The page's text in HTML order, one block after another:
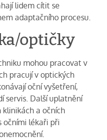
lidem cítit se
adaptačního procesu.
optičky
mohou pracovat v
pracují v optických
oční vyšetření,
servis. Další uplatnění
a očních
očními lékaři při